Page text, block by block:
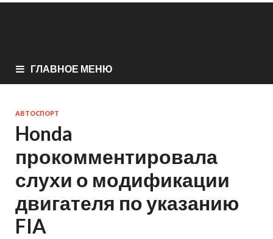
ГЛАВНОЕ МЕНЮ
АВТОСПОРТ
Honda
прокомментировала
слухи о модификации
двигателя по указанию
FIA